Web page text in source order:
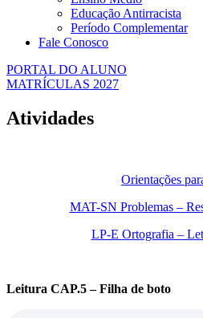
Educação Antirracista
Período Complementar
Fale Conosco
PORTAL DO ALUNO
MATRÍCULAS 2027
Atividades
Orientações
MAT-SN Problemas –
LP-E Ortografia –
Leitura CAP.5 – Filha de boto